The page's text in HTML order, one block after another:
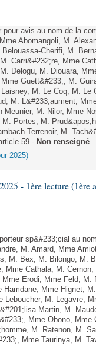
avis au nom de la
Abomangoli, M.
Cherifi, M.
Carri&#232;re, Mme
Delogu, M. Diouara,
Guett&#233;, M.
M. Le Coq, M. Le
M. L&#233;aument,
Meunier, M. Nilor, Mme
Portes, M.
Terrenoir, M.
59 - Non renseigné
2025)
- 1ère lecture (1ère
sp&#233;cial au
M. Amard, Mme
M. Bex, M. Bilongo, M.
Mme Cathala, M.
Erodi, Mme Feld, M.
Hamdane, Mme Hignet,
Leboucher, M. Legavre,
Martin, M.
Mme Obono,
M. Ratenon, M.
Mme Taurinya, M.